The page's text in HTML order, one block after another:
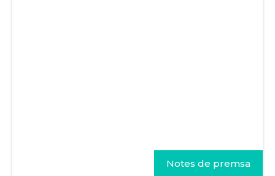
Notes de premsa